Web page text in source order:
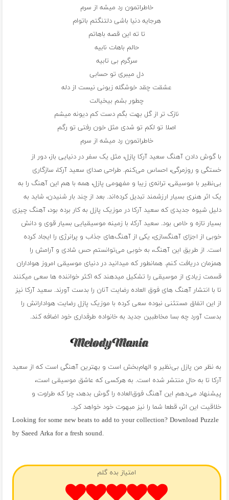
خاطراتمون رد میشه از سرم
هرجایه دنیا باشی دلتنگتم باتوام
تا ته این قصه باهاتم
حالم باهات نابیه
سرگرم بی تابیه
دل میبری تو حسابی
عشقت چقد خوشگله زبونی نیست از دله
چطور بشم بیخیالت
نازک تر از گل بهت بگم دست کم دیونه میشم
اصلا تو لکم تو شدی مثل خون رفتی تو رگم
خاطراتمون رد میشه از سرم
با گوش دادن آهنگ سعید آرکا پازل، مثل یک سفر در دنیایی باز، دور از
خستگی و روزمرگی، احساس می‌کنم. طراحی صدای سعید آرکا، سازگاری
بی‌نظیر با موسیقی، ترانه‌ی زیبا و مفهومی پازل، همه با هم این آهنگ را به
یک اثر هنری بسیار ارزشمند تبدیل کرده‌اند. بعد از چند بار شنیدن، شاید به
دلیل شیوه جدیدی که سعید آرکا در موزیک پازل به کار برده بود، آهنگ چیزی
بسیار تازه و خاص بود. سعید آرکا، با زمینه موسیقیایی بسیار قوی و دانش
خوبی از اجزای آهنگسازی، یکی از آهنگ‌های جذاب و پرانرژی را ایجاد کرده
است. از طریق این آهنگ، به خوبی می‌توانستم حس شادی و آرامش را
همزمان دریافت کنم. همانطور که میدانید در دنیای موسیقی امروز هواداران
قسمت زیادی از موسیقی را تشکیل میدهند که اکثر خواننده‌ ها سعی میکنند
تا با انتشار آهنگ ‌های فوق العاده رضایت آنان را بدست آورند. سعید آرکا نیز
از این اتفاق مستثنی نبوده سعی کرده با موزیک پازل رضایت هوادارانش را
بدست آورد چه بسا مخاطبین جدید به خانواده طرفداری خود اضافه کند.
به نظر من پازل بی‌نظیر و الهام‌بخش است و بهترین آهنگی است که از سعید
آرکا تا به حال منتشر شده است. به هرکسی که عاشق موسیقی است،
پیشنهاد می‌دهم این آهنگ فوق‌العاده را گوش بدهد، چرا که طراوت و
خلاقیت این اثر، قطعا شما را نیز مبهوت خود خواهد کرد.
Looking for some new beats to add to your collection? Download Puzzle
by Saeed Arka for a fresh sound.
امتیاز بده گلم